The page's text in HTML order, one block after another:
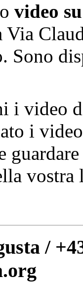
video
Sono
i video
i
/